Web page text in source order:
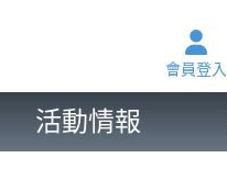
會員登入
活動情報